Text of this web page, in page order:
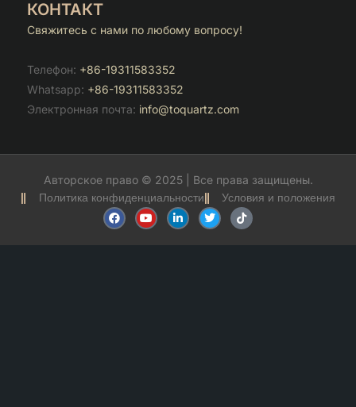
КОНТАКТ
Свяжитесь с нами по любому вопросу!
Телефон: +86-19311583352
Whatsapp: +86-19311583352
Электронная почта: info@toquartz.com
Авторское право © 2025 | Все права защищены.
Политика конфиденциальности
Условия и положения
F
a
c
Y
o
u
С
с
ы
T
w
i
T
i
k